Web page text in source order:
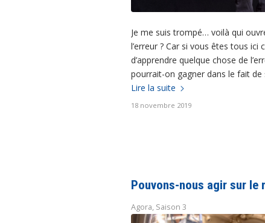
Je me suis trompé… voilà qui
l’erreur ? Car si vous êtes tous
d’apprendre quelque chose de
pourrait-on gagner dans le fait de
Lire la suite
18 novembre 2019
Pouvons-nous agir sur le
Agora, Saison 3